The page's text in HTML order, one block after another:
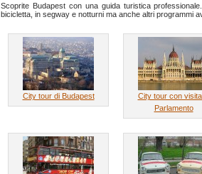
Scoprite Budapest con una guida turistica
bicicletta, in segway e notturni ma anche altri programmi
City tour di Budapest
City tour con
Parlamento